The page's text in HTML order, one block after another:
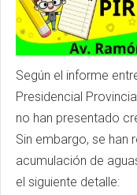
Según el informe
Presidencial
no han presentado
Sin embargo, se
acumulación de
el siguiente detalle: